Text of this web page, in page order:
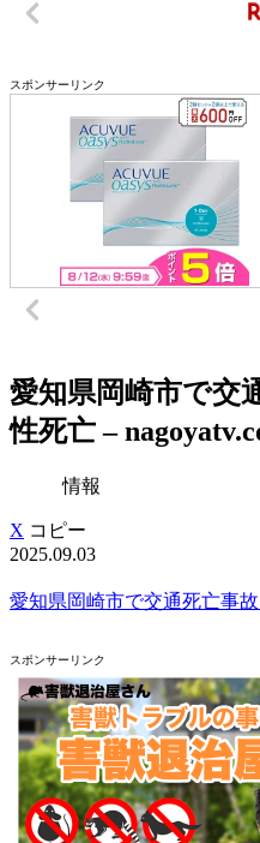
スポンサーリンク
愛知県岡崎市で
性死亡 –
情報
X コピー
2025.09.03
愛知県岡崎市で交通死亡事
スポンサーリンク